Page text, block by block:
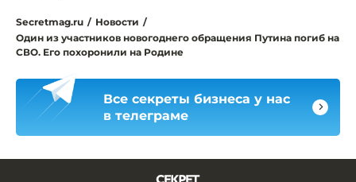
Secretmag.ru / Новости /
Один из участников новогоднего обращения Путина погиб на
СВО. Его похоронили на Родине
Все секреты бизнеса у нас
в телеграме